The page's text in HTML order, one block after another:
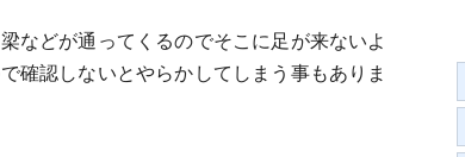
などが通ってくるのでそこに足が来ないよ
確認しないとやらかしてしまう事もありま